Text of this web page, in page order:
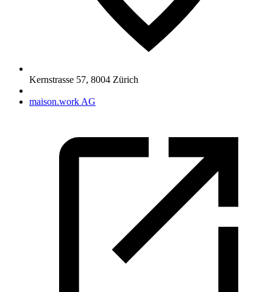
Kernstrasse 57, 8004 Zürich
maison.work AG